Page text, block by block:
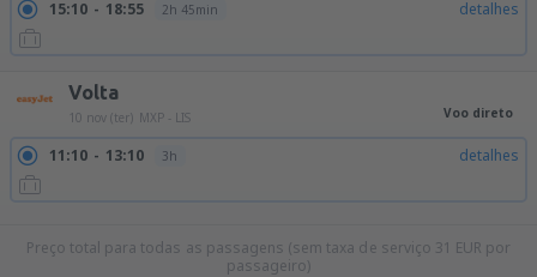
15:10 18:55 2h 45min detalhes
Volta
10 nov (ter) MXP - LIS Voo direto
11:10 13:10 3h detalhes
Preço total para todas as passagens (sem taxa de serviço 31 EUR por
passageiro)